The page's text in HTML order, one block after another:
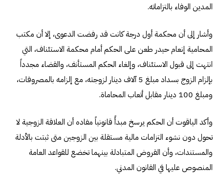
المدين الوفاء بالتزاماته.
وأشار إلى أن محكمة أول درجة كانت قد رفضت الدعوى، إلا أن مكتب
المحامية إنعام حيدر طعن على الحكم أمام محكمة الاستئناف، التي
انتهت إلى قبول الاستئناف، وإلغاء الحكم المستأنف، والقضاء مجدداً
بإلزام الزوج بسداد مبلغ 5 آلاف دينار لزوجته، مع إلزامه بالمصروفات،
ومبلغ 100 دينار مقابل أتعاب المحاماة.
وأكد الياقوت أن الحكم يرسخ مبدأً قانونياً مفاده أن العلاقة الزوجية لا
تحول دون نشوء التزامات مالية مستقلة بين الزوجين متى ثبتت بالأدلة
والمستندات، وأن القروض المتبادلة بينهما تخضع للقواعد العامة
المنصوص عليها في القانون المدني.